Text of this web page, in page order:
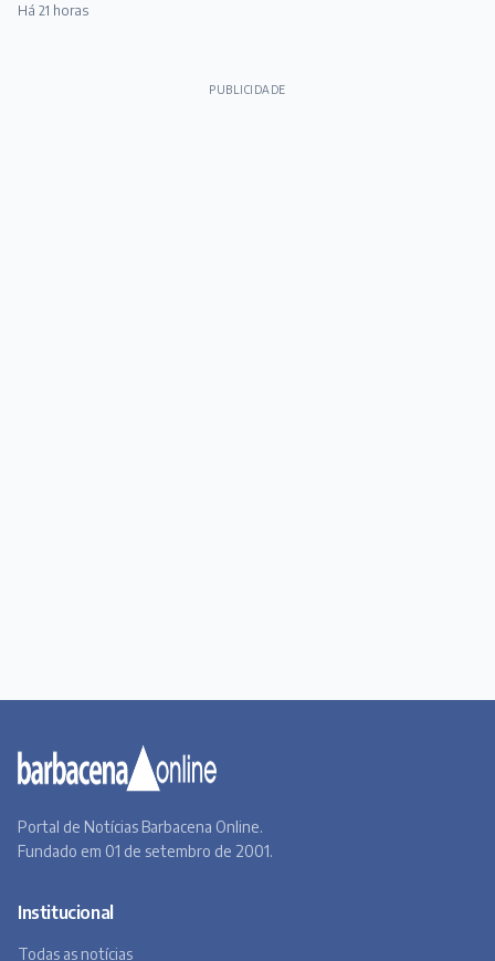
Há 21 horas
PUBLICIDADE
Portal de Notícias Barbacena Online.
Fundado em 01 de setembro de 2001.
Institucional
Todas as notícias